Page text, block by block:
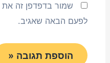
שמור בדפדפן זה את
לפעם הבאה שאגיב.